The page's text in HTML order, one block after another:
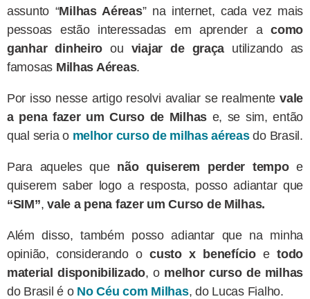
assunto “Milhas Aéreas” na internet, cada vez mais
pessoas estão interessadas em aprender acomo
ganhar dinheiro ou viajar de graça utilizando as
famosas Milhas Aéreas.
Por isso nesse artigo resolvi avaliar se realmentevale
a pena fazer um Curso de Milhas e, se sim, então
qual seria o melhor curso de milhas aéreasdo Brasil.
Para aqueles que não quiserem perder tempoe
quiserem saber logo a resposta, posso adiantar que
“SIM”,vale a pena fazer um Curso de Milhas.
Além disso, também posso adiantar que na minha
opinião, considerando ocusto x benefícioetodo
material disponibilizado, o melhor curso de milhas
do Brasil é o No Céu com Milhas, do Lucas Fialho.